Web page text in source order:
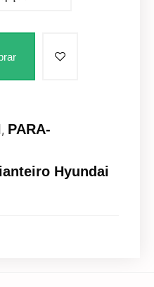
, PARA-
Hyundai